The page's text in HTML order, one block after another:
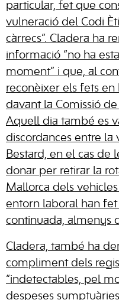
particular, fet que
vulneració del Codi
càrrecs”. Cladera ha
informació “no ha
moment” i que, al
reconèixer els fets en
davant la Comissió de
Aquell dia també es
discordances entre la
Bestard, en el cas de
donar per retirar la
Mallorca dels
entorn laboral han
continuada, almenys
Cladera, també ha
compliment dels
“indetectables, pel
despeses